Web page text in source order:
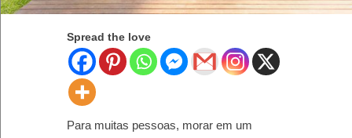
Spread the love
Para muitas pessoas, morar em um